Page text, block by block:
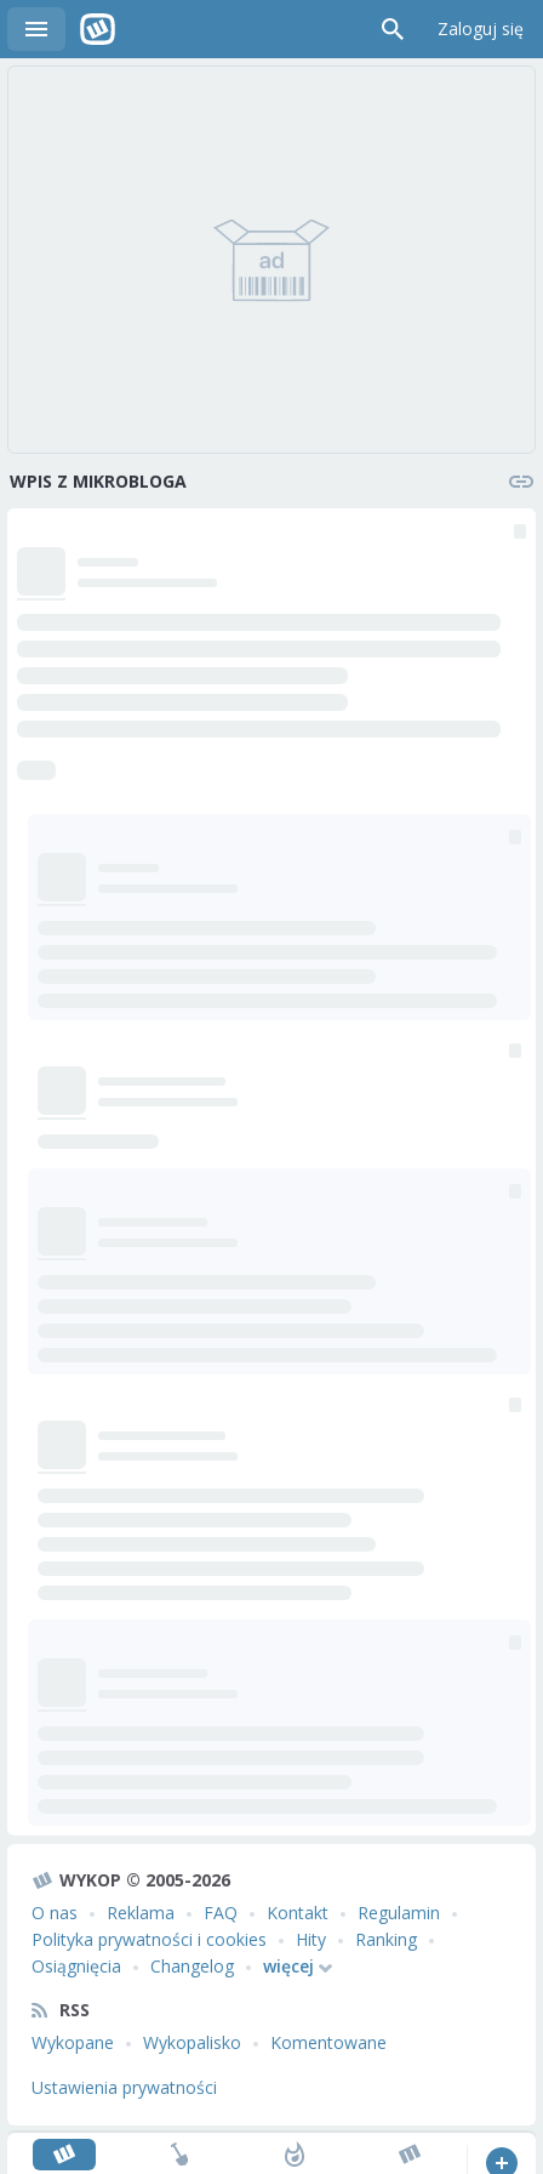
Zaloguj się
WPIS Z MIKROBLOGA
WYKOP © 2005-2026
O nas
Reklama FAQ Kontakt
Regulamin
Polityka prywatności i cookies
Hity
Ranking
Osiągnięcia
Changelog
więcej
RSS
Wykopane
Wykopalisko
Komentowane
Ustawienia prywatności